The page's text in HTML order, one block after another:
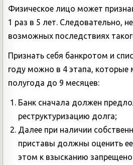
Физическое лицо может
1 раз в 5 лет. Следовательно,
возможных последствиях
Признать себя банкротом и
году можно в 4 этапа, которые
полугода до 9 месяцев:
Банк сначала должен
реструктуризацию долга;
Далее при наличии
приставы должны оценить
этом к взысканию